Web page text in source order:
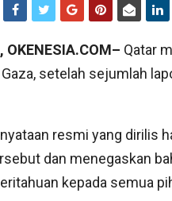
OKENESIA.COM– Qatar
setelah sejumlah
resmi yang dirilis
dan menegaskan
kepada semua